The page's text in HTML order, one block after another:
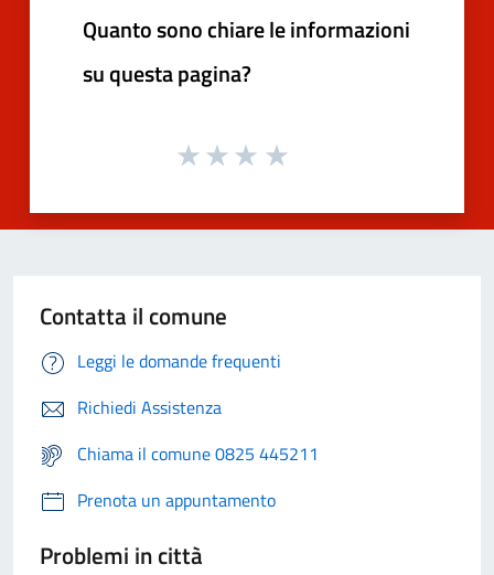
Quanto sono chiare le informazioni
su questa pagina?
Contatta il comune
Leggi le domande frequenti
Richiedi Assistenza
Chiama il comune 0825 445211
Prenota un appuntamento
Problemi in città